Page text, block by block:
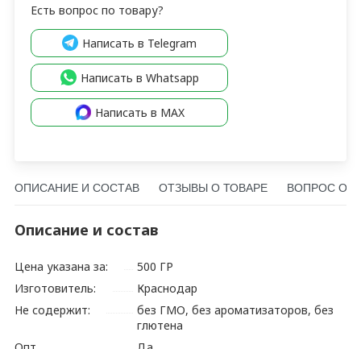
Есть вопрос по товару?
Написать в Telegram
Написать в Whatsapp
Написать в MAX
ОПИСАНИЕ И СОСТАВ ОТЗЫВЫ О ТОВАРЕ ВОПРОС О
Описание и состав
Цена указана за:
500 ГР
Изготовитель:
Краснодар
Не содержит:
без ГМО, без ароматизаторов, без
глютена